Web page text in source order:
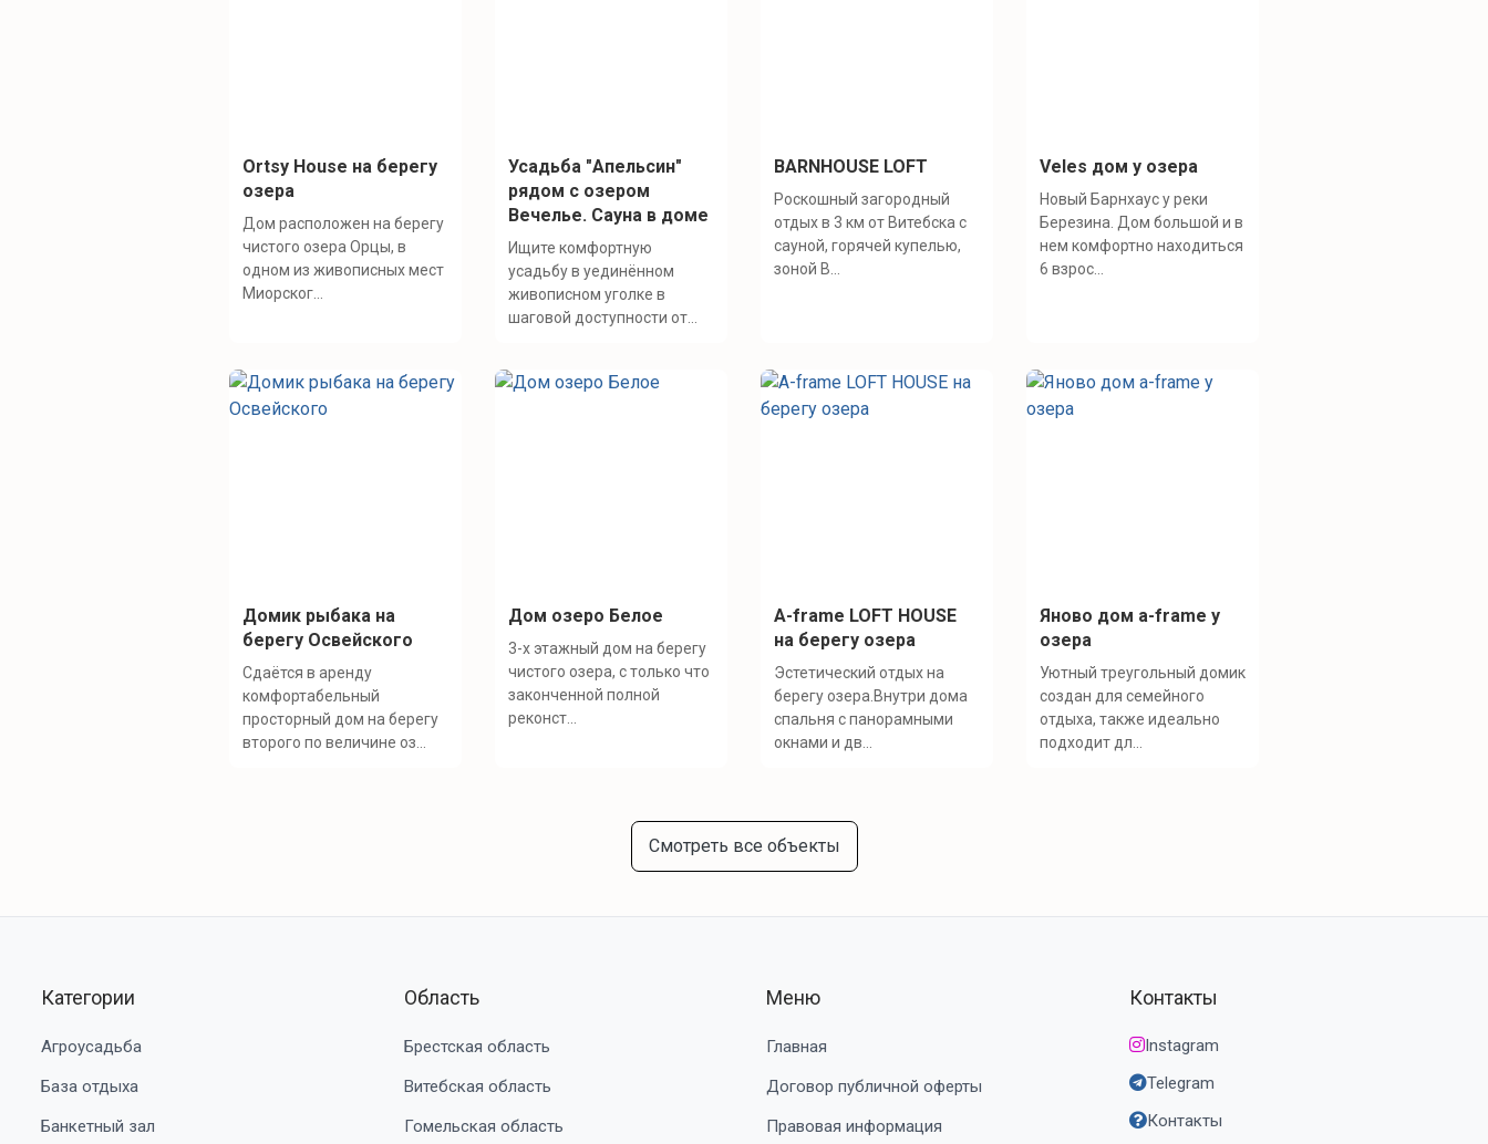
Ortsy House на берегу
озера
Дом расположен на берегу
чистого озера Орцы, в
одном из живописных мест
Миорског...
Усадьба "Апельсин"
рядом с озером
Вечелье. Сауна в доме
Ищите комфортную
усадьбу в уединённом
живописном уголке в
шаговой доступности от...
BARNHOUSE LOFT
Роскошный загородный
отдых в 3 км от Витебска с
сауной, горячей купелью,
зоной B...
Veles дом у озера
Новый Барнхаус у реки
Березина. Дом большой и в
нем комфортно находиться
6 взрос...
Домик рыбака на
берегу Освейского
Сдаётся в аренду
комфортабельный
просторный дом на берегу
второго по величине оз...
Дом озеро Белое
3-х этажный дом на берегу
чистого озера, с только что
законченной полной
реконст...
A-frame LOFT HOUSE
на берегу озера
Эстетический отдых на
берегу озера.Внутри дома
спальня с панорамными
окнами и дв...
Яново дом а-frame у
озера
Уютный треугольный домик
создан для семейного
отдыха, также идеально
подходит дл...
Смотреть все объекты
Категории
Агроусадьба
База отдыха
Банкетный зал
Область
Брестская область
Витебская область
Гомельская область
Меню
Главная
Договор публичной оферты
Правовая информация
Контакты
Instagram
Telegram
Контакты